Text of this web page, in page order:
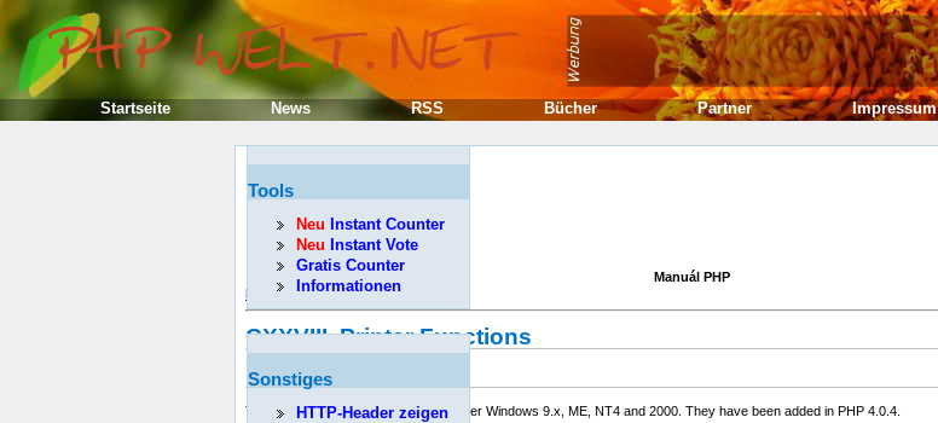
Manuál PHP
Předcházející
CXXVIII. Printer Functions
Úvod
These functions are only available under Windows 9.x, ME, NT4 and 2000. They have been added in PHP 4.0.4.
Tools
Neu Instant Counter
Neu Instant Vote
Gratis Counter
Informationen
Sonstiges
HTTP-Header zeigen
Startseite News RSS Bücher Partner Impressum